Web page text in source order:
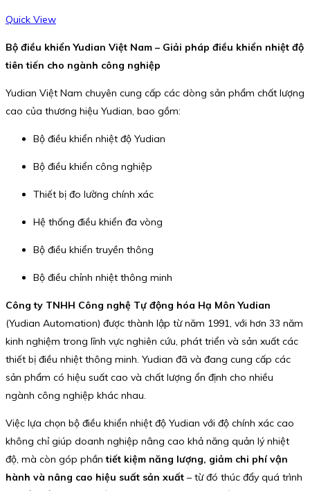
Quick View
Bộ điều khiển Yudian Việt Nam – Giải pháp điều khiển nhiệt độ
tiên tiến cho ngành công nghiệp
Yudian Việt Nam chuyên cung cấp các dòng sản phẩm chất lượng
cao của thương hiệu Yudian, bao gồm:
Bộ điều khiển nhiệt độ Yudian
Bộ điều khiển công nghiệp
Thiết bị đo lường chính xác
Hệ thống điều khiển đa vòng
Bộ điều khiển truyền thông
Bộ điều chỉnh nhiệt thông minh
Công ty TNHH Công nghệ Tự động hóa Hạ Môn Yudian
(Yudian Automation) được thành lập từ năm 1991, với hơn 33 năm
kinh nghiệm trong lĩnh vực nghiên cứu, phát triển và sản xuất các
thiết bị điều nhiệt thông minh. Yudian đã và đang cung cấp các
sản phẩm có hiệu suất cao và chất lượng ổn định cho nhiều
ngành công nghiệp khác nhau.
Việc lựa chọn bộ điều khiển nhiệt độ Yudian với độ chính xác cao
không chỉ giúp doanh nghiệp nâng cao khả năng quản lý nhiệt
độ, mà còn góp phầntiết kiệm năng lượng, giảm chi phí vận
hành và nâng cao hiệu suất sản xuất – từ đó thúc đẩy quá trình